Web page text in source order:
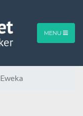
MENU
Eweka